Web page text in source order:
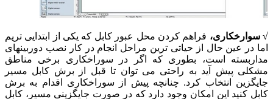
فراهم کردن محل عبور کابل که یکی از ابتدایی تریم
در عین حال از حیاتی ترین مراحل انجام در کار نصب دوربینهای
است، بطوری که اگر در سوراخکاری برخی مناطق
پیش آید به راحتی می توان تا قبل از برش کابل مسیر
انتخاب کرد. چنانچه پیش از سوراخکاری اقدام به برش
کنید این امکان وجود دارد که در صورت جایگزینی مسیر، کابل